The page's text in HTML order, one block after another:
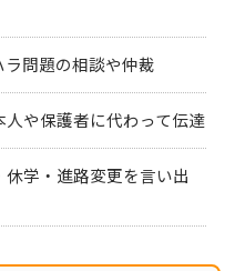
問題の相談や仲裁
や保護者に代わって伝達
学・進路変更を言い出